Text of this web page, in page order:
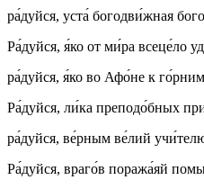
ра́дуйся, уста́ богодви́жная
Ра́дуйся, я́ко от ми́ра всеце́ло
ра́дуйся, я́ко во Афо́не к
Ра́дуйся, ли́ка преподо́бных
ра́дуйся, ве́рным ве́лий
Ра́дуйся, враго́в поража́яй